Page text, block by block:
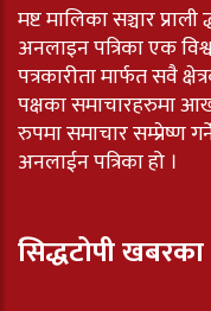
मष्ट मालिका सञ्चार
अनलाइन पत्रिका एक
पत्रकारीता मार्फत सवै
पक्षका समाचारहरुमा
रुपमा समाचार सम्प्रेष्ण
अनलाईन पत्रिका हो ।
सिद्धटोपी